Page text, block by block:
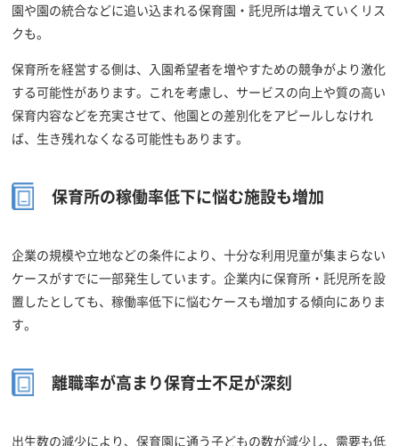
園や園の統合などに追い込まれる保育園・託児所は増えていくリス
クも。
保育所を経営する側は、入園希望者を増やすための競争がより激化
する可能性があります。これを考慮し、サービスの向上や質の高い
保育内容などを充実させて、他園との差別化をアピールしなけれ
ば、生き残れなくなる可能性もあります。
保育所の稼働率低下に悩む施設も増加
企業の規模や立地などの条件により、十分な利用児童が集まらない
ケースがすでに一部発生しています。企業内に保育所・託児所を設
置したとしても、稼働率低下に悩むケースも増加する傾向にありま
す。
離職率が高まり保育士不足が深刻
出生数の減少により、保育園に通う子どもの数が減少し、需要も低